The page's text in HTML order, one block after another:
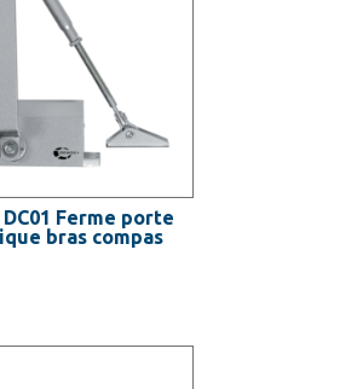
DC01 Ferme porte
bras compas